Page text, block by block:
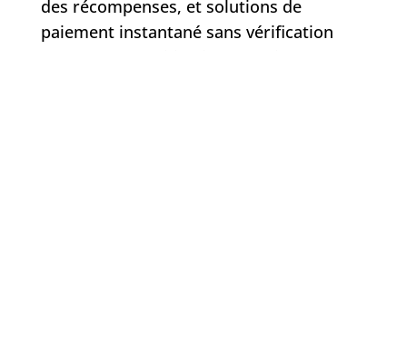
des récompenses, et solutions de
paiement instantané sans vérification